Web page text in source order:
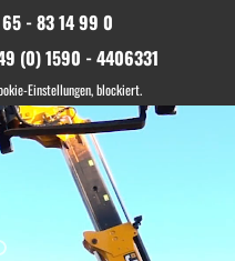
65 - 83 14 99 0
(0) 1590 - 4406331